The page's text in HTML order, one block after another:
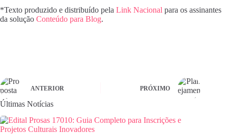
*Texto produzido e distribuído pela Link Nacional para os assinantes
da solução Conteúdo para Blog.
ANTERIOR PRÓXIMO
Últimas Notícias